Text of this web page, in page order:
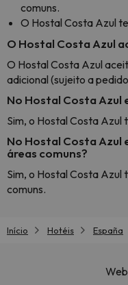
comuns.
O Hostal Costa Azul
O Hostal Costa Azul
O Hostal Costa Azul
adicional (sujeito a
No Hostal Costa Azul
Sim, o Hostal Costa Azul
No Hostal Costa Azul
áreas comuns?
Sim, o Hostal Costa Azul
comuns.
Início Hotéis España